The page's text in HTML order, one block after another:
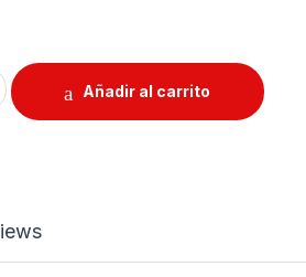
aluminio quantity
Añadir al carrito